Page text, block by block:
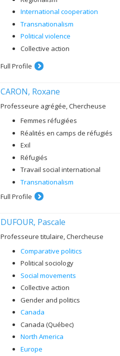
International cooperation
Transnationalism
Political violence
Collective action
Full Profile
CARON, Roxane
Professeure agrégée, Chercheuse
Femmes réfugiées
Réalités en camps de réfugiés
Exil
Réfugiés
Travail social international
Transnationalism
Full Profile
DUFOUR, Pascale
Professeure titulaire, Chercheuse
Comparative politics
Political sociology
Social movements
Collective action
Gender and politics
Canada
Canada (Québec)
North America
Europe